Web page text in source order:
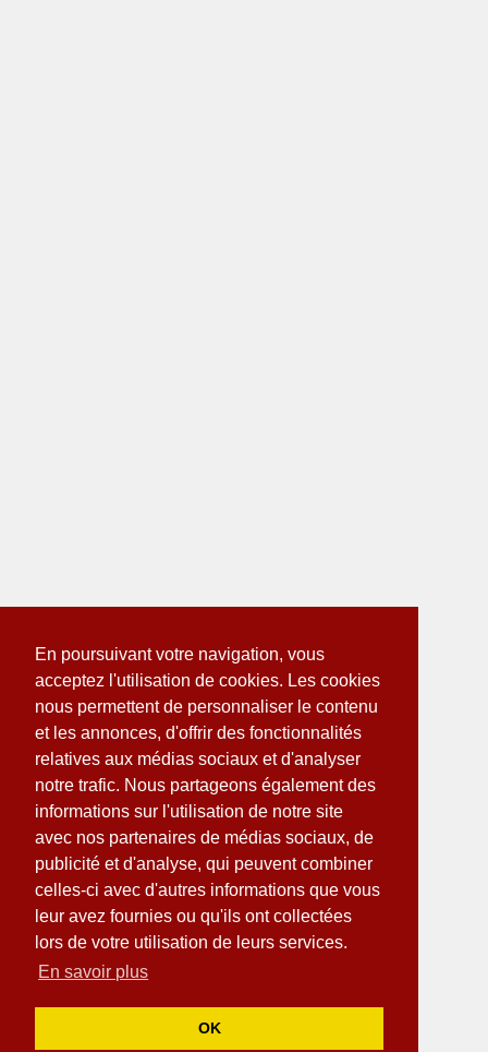
En poursuivant votre navigation, vous
acceptez l'utilisation de cookies. Les cookies
nous permettent de personnaliser le contenu
et les annonces, d'offrir des fonctionnalités
relatives aux médias sociaux et d'analyser
notre trafic. Nous partageons également des
informations sur l'utilisation de notre site
avec nos partenaires de médias sociaux, de
publicité et d'analyse, qui peuvent combiner
celles-ci avec d'autres informations que vous
leur avez fournies ou qu'ils ont collectées
lors de votre utilisation de leurs services.
En savoir plus
OK